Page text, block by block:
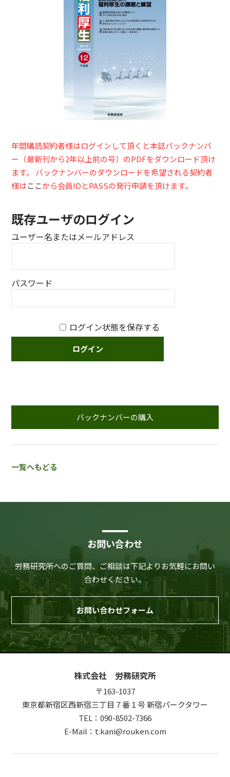
年間購読契約者様はログインして頂くと本誌バックナンバ
ー（最新刊から2年以上前の号）のPDFをダウンロード頂け
ます。 バックナンバーのダウンロードを希望される契約者
様はここから会員IDとPASSの発行申請を頂けます。
既存ユーザのログイン
ユーザー名またはメールアドレス
パスワード
ログイン状態を保存する
バックナンバーの購入
一覧へもどる
お問い合わせ
労務研究所へのご質問、ご相談は下記よりお気軽にお問い
合わせください。
お問い合わせフォーム
株式会社 労務研究所
〒163-1037
東京都新宿区西新宿三丁目７番１号 新宿パークタワー
TEL：090-8502-7366
E-Mail：t.kani@rouken.com